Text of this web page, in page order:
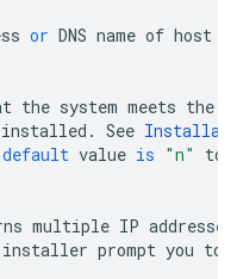
or DNS name of host
the system meets the
installed . See
default value is "n" to
multiple IP addresses
installer prompt you to